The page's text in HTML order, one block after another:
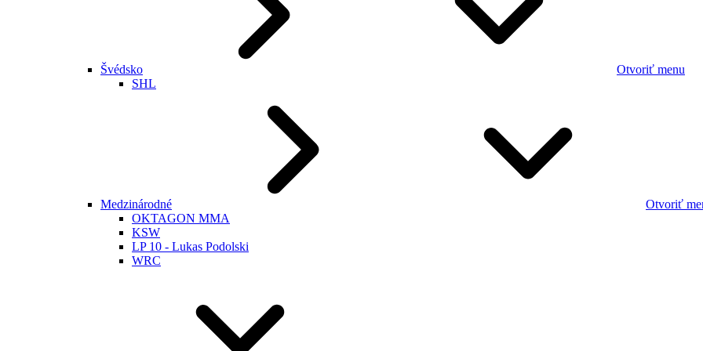
Švédsko
Otvoriť menu
SHL
Medzinárodné
Otvoriť
OKTAGON MMA
KSW
LP 10 - Lukas Podolski
WRC